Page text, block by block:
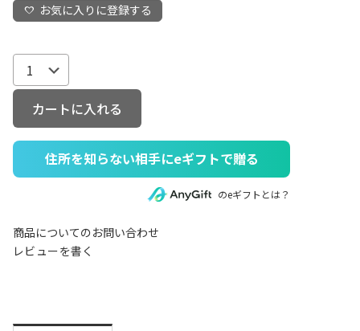
お気に入りに登録する
カートに入れる
住所を知らない相手にeギフトで贈る
のeギフトとは？
商品についてのお問い合わせ
レビューを書く